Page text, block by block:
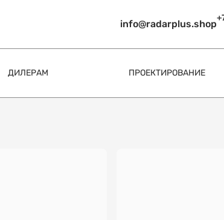
info@radarplus.shop
ДИЛЕРАМ ПРОЕКТИРОВАНИЕ